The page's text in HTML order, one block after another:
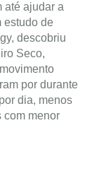
até ajudar a
estudo de
descobriu
Seco,
por durante
dia, menos
com menor